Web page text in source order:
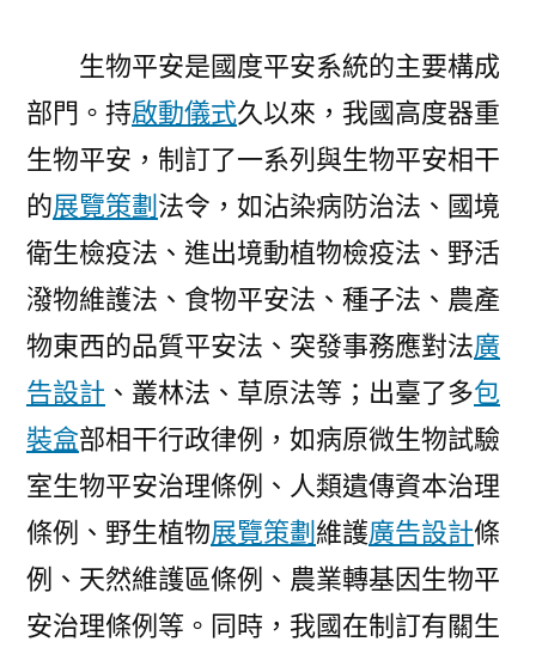
生物平安是國度平安系統的主要構成
部門。持啟動儀式久以來，我國高度器重
生物平安，制訂了一系列與生物平安相干
的展覽策劃 法令，如沾染病防治法、國境
衛生檢疫法、進出境動植物檢疫法、野活
潑物維護法、食物平安法、種子法、農產
物東西的品質平安法、突發事務應對法廣
告設計 、叢林法、草原法等；出臺了多包
裝盒部相干行政律例，如病原微生物試驗
室生物平安治理條例、人類遺傳資本治理
條例、野生植物展覽策劃 維護廣告設計條
例、天然維護區條例、農業轉基因生物平
安治理條例等。同時，我國在制訂有關生